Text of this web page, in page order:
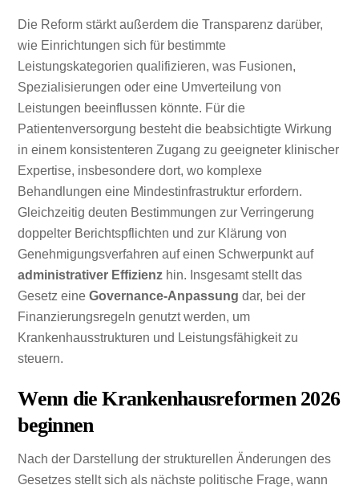
Die Reform stärkt außerdem die Transparenz darüber,
wie Einrichtungen sich für bestimmte
Leistungskategorien qualifizieren, was Fusionen,
Spezialisierungen oder eine Umverteilung von
Leistungen beeinflussen könnte. Für die
Patientenversorgung besteht die beabsichtigte Wirkung
in einem konsistenteren Zugang zu geeigneter klinischer
Expertise, insbesondere dort, wo komplexe
Behandlungen eine Mindestinfrastruktur erfordern.
Gleichzeitig deuten Bestimmungen zur Verringerung
doppelter Berichtspflichten und zur Klärung von
Genehmigungsverfahren auf einen Schwerpunkt auf
administrativer Effizienz hin. Insgesamt stellt das
Gesetz eineGovernance-Anpassung dar, bei der
Finanzierungsregeln genutzt werden, um
Krankenhausstrukturen und Leistungsfähigkeit zu
steuern.
Wenn die Krankenhausreformen 2026
beginnen
Nach der Darstellung der strukturellen Änderungen des
Gesetzes stellt sich als nächste politische Frage, wann